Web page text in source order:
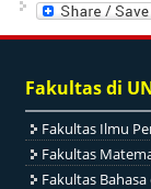
Fakultas di
Fakultas Ilmu
Fakultas
Fakultas